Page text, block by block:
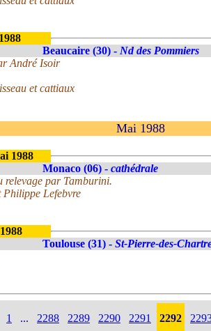
Beaucaire (30) - Nd des Pommiers
André Isoir
et cattiaux
Mai 1988
1988
Monaco (06) - cathédrale
relevage par Tamburini.
Philippe Lefebvre
Toulouse (31) - St-Pierre-des-
1 ... 2288 2289 2290 2291 2292